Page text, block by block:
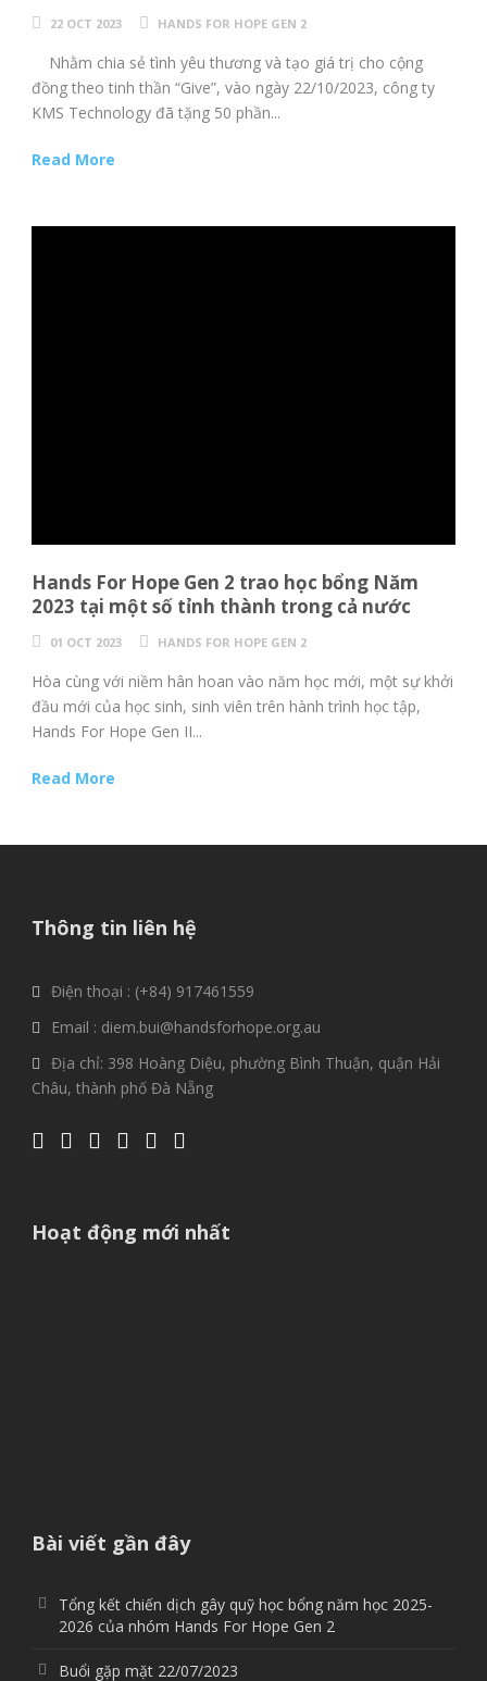
22 OCT 2023 HANDS FOR HOPE GEN 2
Nhằm chia sẻ tình yêu thương và tạo giá trị cho cộng
đồng theo tinh thần “Give”, vào ngày 22/10/2023, công ty
KMS Technology đã tặng 50 phần...
Read More
Hands For Hope Gen 2 trao học bổng Năm
2023 tại một số tỉnh thành trong cả nước
01 OCT 2023 HANDS FOR HOPE GEN 2
Hòa cùng với niềm hân hoan vào năm học mới, một sự khởi
đầu mới của học sinh, sinh viên trên hành trình học tập,
Hands For Hope Gen II...
Read More
Thông tin liên hệ
Điện thoại : (+84) 917461559
Email : diem.bui@handsforhope.org.au
Địa chỉ: 398 Hoàng Diệu, phường Bình Thuận, quận Hải
Châu, thành phố Đà Nẵng
Hoạt động mới nhất
Bài viết gần đây
Tổng kết chiến dịch gây quỹ học bổng năm học 2025-
2026 của nhóm Hands For Hope Gen 2
Buổi gặp mặt 22/07/2023